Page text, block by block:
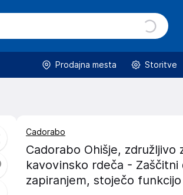
Prodajna mesta Storitve
Cadorabo
Cadorabo Ohišje, združljivo
kavovinsko rdeča -
zapiranjem, stoječo